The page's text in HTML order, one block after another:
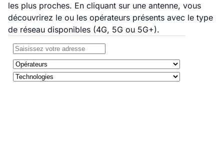
les plus proches. En cliquant sur une antenne, vous
découvrirez le ou les opérateurs présents avec le type
de réseau disponibles (4G, 5G ou 5G+).